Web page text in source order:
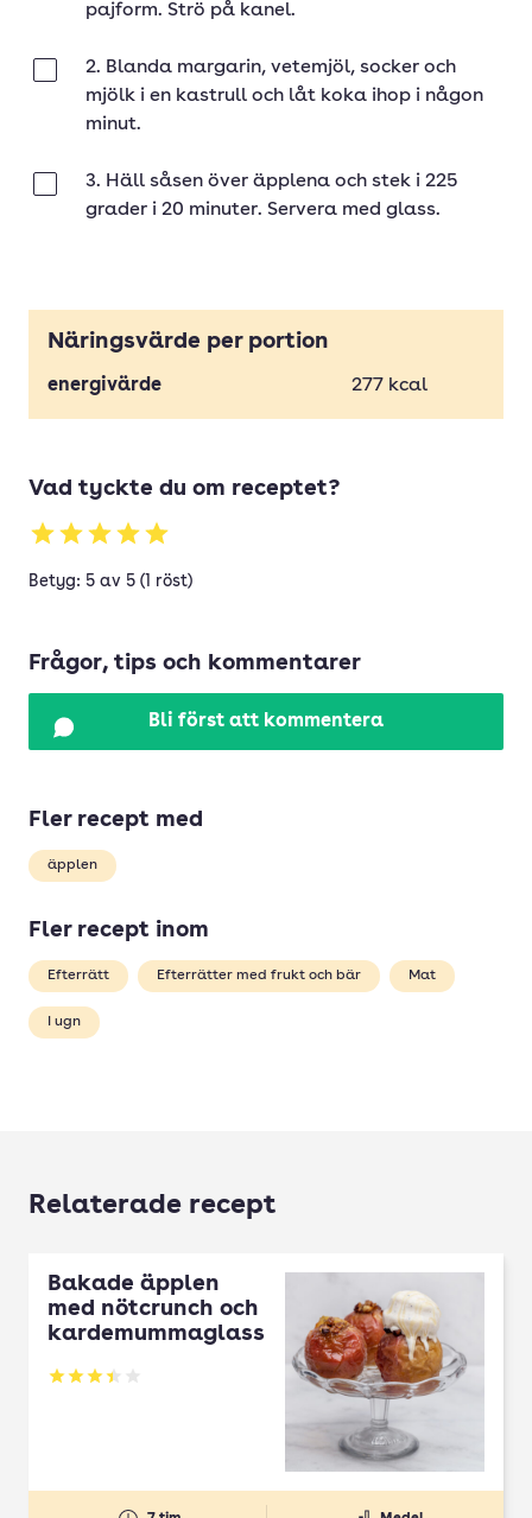
pajform. Strö på kanel.
2. Blanda margarin, vetemjöl, socker och
mjölk i en kastrull och låt koka ihop i någon
minut.
3. Häll såsen över äpplena och stek i 225
grader i 20 minuter. Servera med glass.
Näringsvärde per portion
energivärde 277 kcal
Vad tyckte du om receptet?
Betyg: 5 av 5 (1 röst)
Frågor, tips och kommentarer
Bli först att kommentera
Fler recept med
äpplen
Fler recept inom
Efterrätt Efterrätter med frukt och bär Mat
I ugn
Relaterade recept
Bakade äpplen
med nötcrunch och
kardemummaglass
Betyg: 3.43 av 5